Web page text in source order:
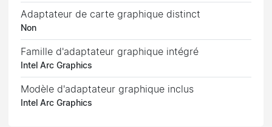
Adaptateur de carte graphique distinct
Non
Famille d'adaptateur graphique intégré
Intel Arc Graphics
Modèle d'adaptateur graphique inclus
Intel Arc Graphics